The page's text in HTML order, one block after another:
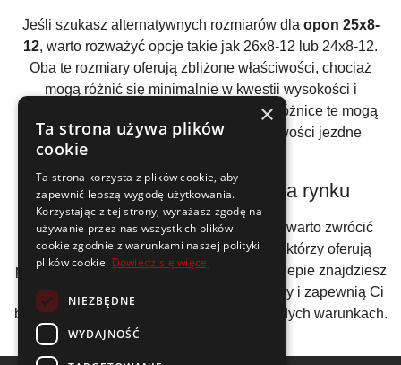
Jeśli szukasz alternatywnych rozmiarów dla opon 25x8-
12, warto rozważyć opcje takie jak 26x8-12 lub 24x8-12.
Oba te rozmiary oferują zbliżone właściwości, chociaż
mogą różnić się minimalnie w kwestii wysokości i
szerokości. Należy mieć na uwadze, że różnice te mogą
wpływać na komfort jazdy oraz właściwości jezdne
Najlepsze opony 25x8-12 na rynku
Wybierając opony w rozmiarze25x8-12
, warto zwrócić
uwagę na renomowanych producentów, którzy oferują
produkty najwyższej jakości. W naszym sklepie znajdziesz
opony, które spełniają najwyższe standardy i zapewnią Ci
bezpieczeństwo oraz wygodę jazdy w każdych warunkach.
×
Ta strona używa plików
cookie
Ta strona korzysta z plików cookie, aby
zapewnić lepszą wygodę użytkowania.
Korzystając z tej strony, wyrażasz zgodę na
używanie przez nas wszystkich plików
cookie zgodnie z warunkami naszej polityki
plików cookie. Dowiedz się więcej
NIEZBĘDNE
WYDAJNOŚĆ